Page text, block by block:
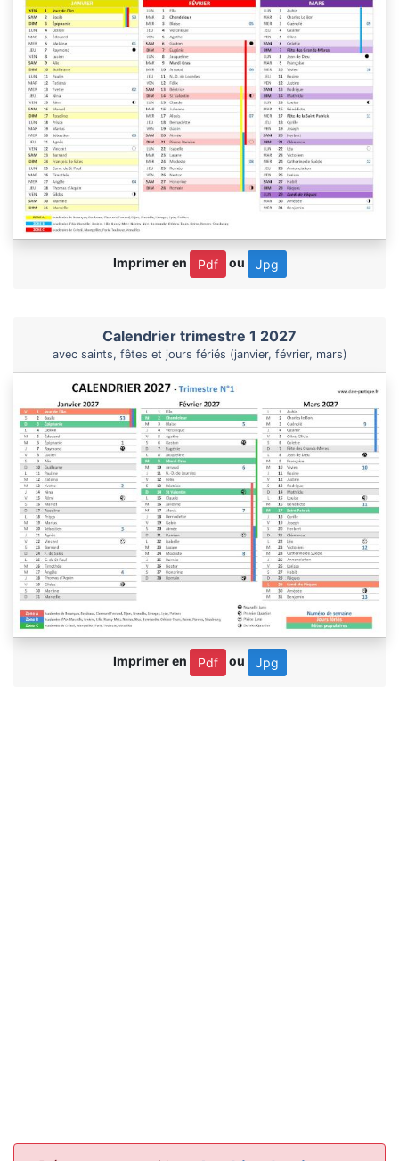
Imprimer en Pdf ou Jpg
Calendrier trimestre 1 2027
avec saints, fêtes et jours fériés (janvier, février, mars)
Imprimer en Pdf ou Jpg